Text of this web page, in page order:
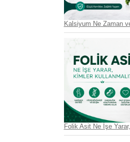
Kalsiyum Ne Zaman
Folik Asit Ne İşe